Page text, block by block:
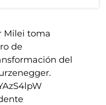
Milei toma
de
del